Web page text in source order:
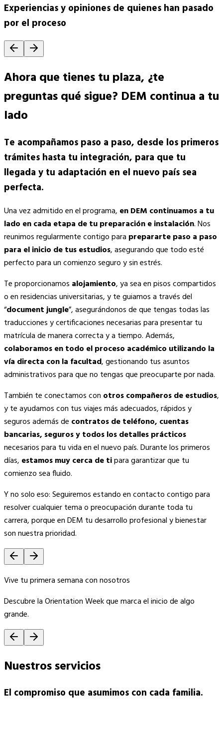
Experiencias y opiniones de quienes han pasado
por el proceso
Ahora que tienes tu plaza, ¿te
preguntas qué sigue? DEM continua a tu
lado
Te acompañamos paso a paso, desde los primeros
trámites hasta tu integración, para que tu
llegada y tu adaptación en el nuevo país sea
perfecta.
Una vez admitido en el programa, en DEM continuamos a tu
lado en cada etapa de tu preparación e instalación. Nos
reunimos regularmente contigo para prepararte paso a paso
para el inicio de tus estudios, asegurando que todo esté
perfecto para un comienzo seguro y sin estrés.
Te proporcionamos alojamiento, ya sea en pisos compartidos
o en residencias universitarias, y te guiamos a través del
“document jungle”, asegurándonos de que tengas todas las
traducciones y certificaciones necesarias para presentar tu
matrícula de manera correcta y a tiempo. Además,
colaboramos en todo el proceso académico utilizando la
vía directa con la facultad, gestionando tus asuntos
administrativos para que no tengas que preocuparte por nada.
También te conectamos con otros compañeros de estudios,
y te ayudamos con tus viajes más adecuados, rápidos y
seguros además de contratos de teléfono, cuentas
bancarias, seguros y todos los detalles prácticos
necesarios para tu vida en el nuevo país. Durante los primeros
días, estamos muy cerca de tipara garantizar que tu
comienzo sea fluido.
Y no solo eso: Seguiremos estando en contacto contigo para
resolver cualquier tema o preocupación durante toda tu
carrera, porque en DEM tu desarrollo profesional y bienestar
son nuestra prioridad.
Vive tu primera semana con nosotros
Descubre la Orientation Week que marca el inicio de algo
grande.
Nuestrosservicios
El compromiso que asumimos con cada familia.